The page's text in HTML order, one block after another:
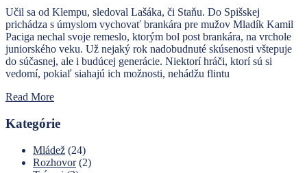
Učil sa od Klempu, sledoval Lašáka, či Staňu. Do Spišskej
prichádza s úmyslom vychovať brankára pre mužov Mladík Kamil
Paciga nechal svoje remeslo, ktorým bol post brankára, na vrchole
juniorského veku. Už nejaký rok nadobudnuté skúsenosti vštepuje
do súčasnej, ale i budúcej generácie. Niektorí hráči, ktorí sú si
vedomí, pokiaľ siahajú ich možnosti, nehádžu flintu
Read More
Kategórie
Mládež (24)
Rozhovor (2)